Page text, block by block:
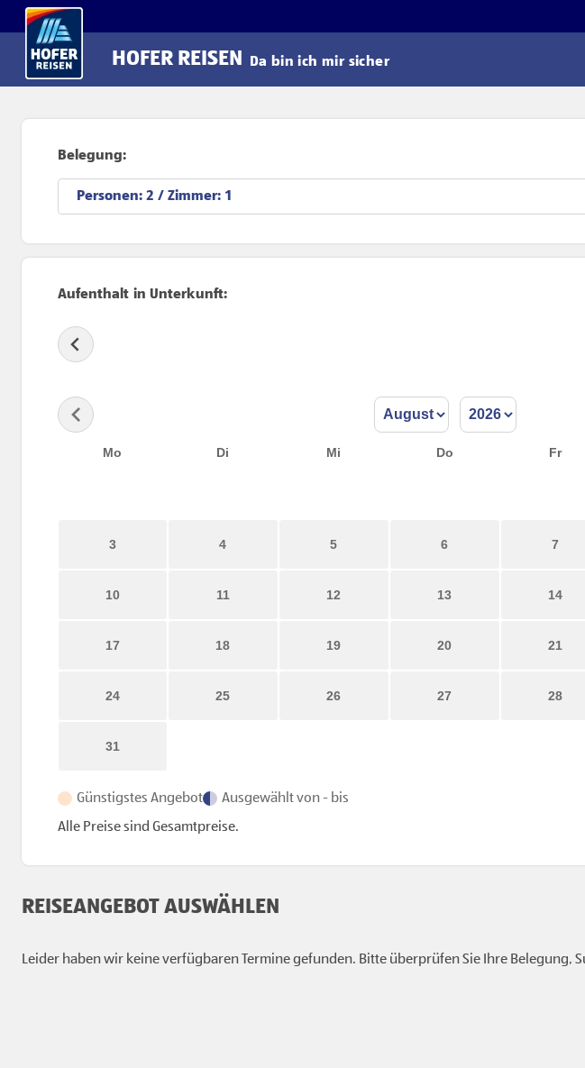
Direkt zum Hauptinhalt
HOFER REISEN Da bin ich mir sicher
Belegung:
Personen: / Zimmer:
Aufenthalt in Unterkunft:
Mo Di Mi Do Fr
3 4 5 6 7
10 11 12 13 14
17 18 19 20 21
24 25 26 27 28
31
Günstigstes Angebot
Ausgewählt von - bis
Alle Preise sind Gesamtpreise.
REISEANGEBOT AUSWÄHLEN
Leider haben wir keine verfügbaren Termine gefunden. Bitte überprüfen Sie Ihre Belegung,